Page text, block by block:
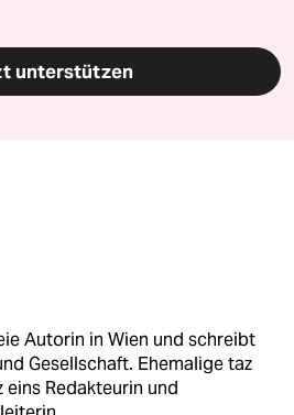
unterstützen
Autorin in Wien und schreibt
Gesellschaft. Ehemalige taz
Redakteurin und